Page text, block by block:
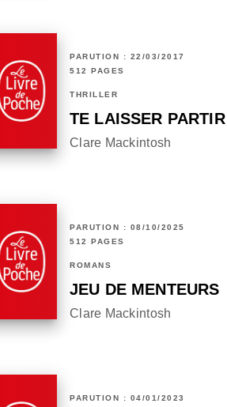
PARUTION : 22/03/2017
512 PAGES
THRILLER
TE LAISSER PARTIR
Clare Mackintosh
PARUTION : 08/10/2025
512 PAGES
ROMANS
JEU DE MENTEURS
Clare Mackintosh
PARUTION : 04/01/2023